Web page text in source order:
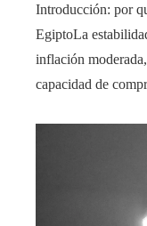
Introducción: por
EgiptoLa
inflación
capacidad de